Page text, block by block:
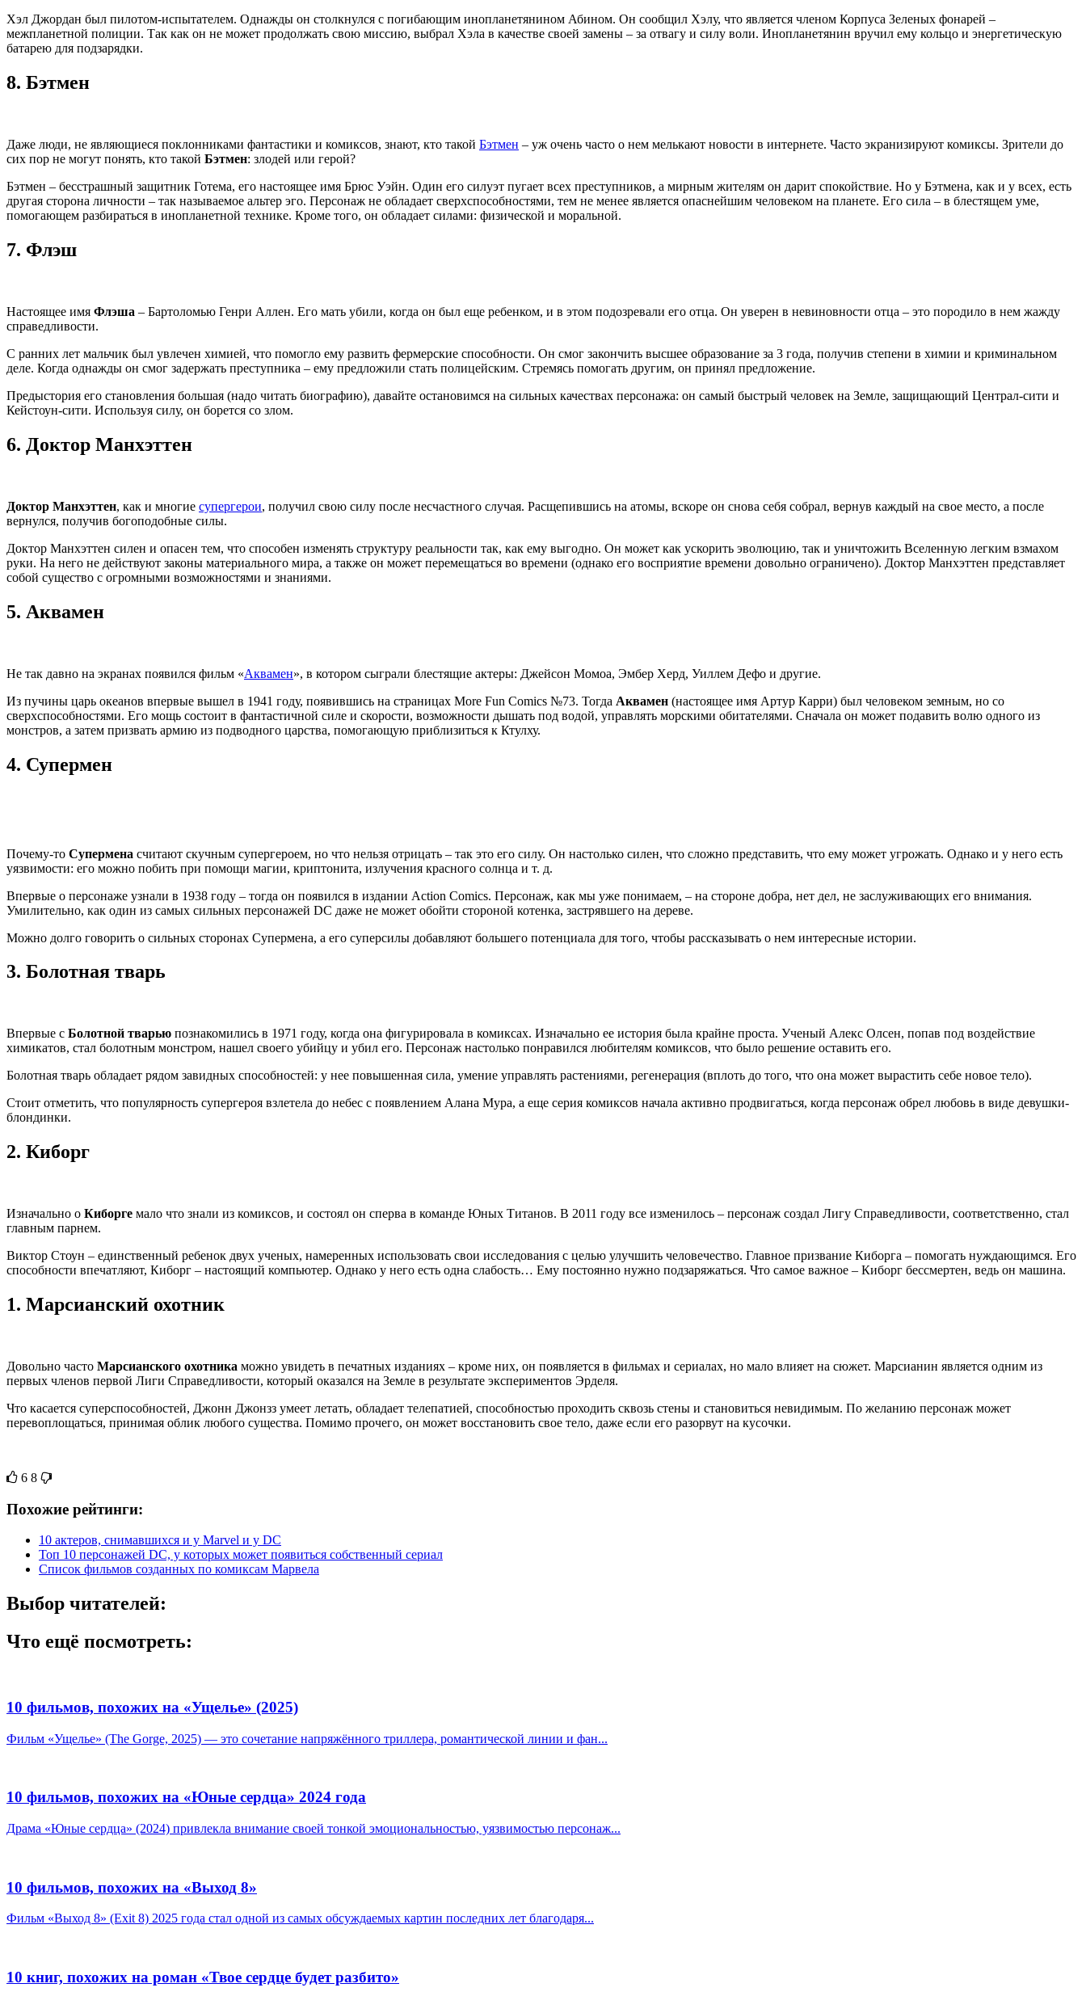
Хэл Джордан был пилотом-испытателем. Однажды он столкнулся с погибающим инопланетянином Абином. Он сообщил Хэлу, что является членом Корпуса Зеленых фонарей –
межпланетной полиции. Так как он не может продолжать свою миссию, выбрал Хэла в качестве своей замены – за отвагу и силу воли. Инопланетянин вручил ему кольцо и энергетическую
батарею для подзарядки.
8. Бэтмен
Даже люди, не являющиеся поклонниками фантастики и комиксов, знают, кто такой Бэтмен – уж очень часто о нем мелькают новости в интернете. Часто экранизируют комиксы. Зрители до
сих пор не могут понять, кто такой Бэтмен: злодей или герой?
Бэтмен – бесстрашный защитник Готема, его настоящее имя Брюс Уэйн. Один его силуэт пугает всех преступников, а мирным жителям он дарит спокойствие. Но у Бэтмена, как и у всех, есть
другая сторона личности – так называемое альтер эго. Персонаж не обладает сверхспособностями, тем не менее является опаснейшим человеком на планете. Его сила – в блестящем уме,
помогающем разбираться в инопланетной технике. Кроме того, он обладает силами: физической и моральной.
7. Флэш
Настоящее имя Флэша – Бартоломью Генри Аллен. Его мать убили, когда он был еще ребенком, и в этом подозревали его отца. Он уверен в невиновности отца – это породило в нем жажду
справедливости.
С ранних лет мальчик был увлечен химией, что помогло ему развить фермерские способности. Он смог закончить высшее образование за 3 года, получив степени в химии и криминальном
деле. Когда однажды он смог задержать преступника – ему предложили стать полицейским. Стремясь помогать другим, он принял предложение.
Предыстория его становления большая (надо читать биографию), давайте остановимся на сильных качествах персонажа: он самый быстрый человек на Земле, защищающий Централ-сити и
Кейстоун-сити. Используя силу, он борется со злом.
6. Доктор Манхэттен
Доктор Манхэттен, как и многие супергерои, получил свою силу после несчастного случая. Расщепившись на атомы, вскоре он снова себя собрал, вернув каждый на свое место, а после
вернулся, получив богоподобные силы.
Доктор Манхэттен силен и опасен тем, что способен изменять структуру реальности так, как ему выгодно. Он может как ускорить эволюцию, так и уничтожить Вселенную легким взмахом
руки. На него не действуют законы материального мира, а также он может перемещаться во времени (однако его восприятие времени довольно ограничено). Доктор Манхэттен представляет
собой существо с огромными возможностями и знаниями.
5. Аквамен
Не так давно на экранах появился фильм «Аквамен», в котором сыграли блестящие актеры: Джейсон Момоа, Эмбер Херд, Уиллем Дефо и другие.
Из пучины царь океанов впервые вышел в 1941 году, появившись на страницах More Fun Comics №73. Тогда Аквамен (настоящее имя Артур Карри) был человеком земным, но со
сверхспособностями. Его мощь состоит в фантастичной силе и скорости, возможности дышать под водой, управлять морскими обитателями. Сначала он может подавить волю одного из
монстров, а затем призвать армию из подводного царства, помогающую приблизиться к Ктулху.
4. Супермен
Почему-то Супермена считают скучным супергероем, но что нельзя отрицать – так это его силу. Он настолько силен, что сложно представить, что ему может угрожать. Однако и у него есть
уязвимости: его можно побить при помощи магии, криптонита, излучения красного солнца и т. д.
Впервые о персонаже узнали в 1938 году – тогда он появился в издании Action Comics. Персонаж, как мы уже понимаем, – на стороне добра, нет дел, не заслуживающих его внимания.
Умилительно, как один из самых сильных персонажей DC даже не может обойти стороной котенка, застрявшего на дереве.
Можно долго говорить о сильных сторонах Супермена, а его суперсилы добавляют большего потенциала для того, чтобы рассказывать о нем интересные истории.
3. Болотная тварь
Впервые с Болотной тварью познакомились в 1971 году, когда она фигурировала в комиксах. Изначально ее история была крайне проста. Ученый Алекс Олсен, попав под воздействие
химикатов, стал болотным монстром, нашел своего убийцу и убил его. Персонаж настолько понравился любителям комиксов, что было решение оставить его.
Болотная тварь обладает рядом завидных способностей: у нее повышенная сила, умение управлять растениями, регенерация (вплоть до того, что она может вырастить себе новое тело).
Стоит отметить, что популярность супергероя взлетела до небес с появлением Алана Мура, а еще серия комиксов начала активно продвигаться, когда персонаж обрел любовь в виде девушки-
блондинки.
2. Киборг
Изначально о Киборге мало что знали из комиксов, и состоял он сперва в команде Юных Титанов. В 2011 году все изменилось – персонаж создал Лигу Справедливости, соответственно, стал
главным парнем.
Виктор Стоун – единственный ребенок двух ученых, намеренных использовать свои исследования с целью улучшить человечество. Главное призвание Киборга – помогать нуждающимся. Его
способности впечатляют, Киборг – настоящий компьютер. Однако у него есть одна слабость… Ему постоянно нужно подзаряжаться. Что самое важное – Киборг бессмертен, ведь он машина.
1. Марсианский охотник
Довольно часто Марсианского охотника можно увидеть в печатных изданиях – кроме них, он появляется в фильмах и сериалах, но мало влияет на сюжет. Марсианин является одним из
первых членов первой Лиги Справедливости, который оказался на Земле в результате экспериментов Эрделя.
Что касается суперспособностей, Джонн Джонзз умеет летать, обладает телепатией, способностью проходить сквозь стены и становиться невидимым. По желанию персонаж может
перевоплощаться, принимая облик любого существа. Помимо прочего, он может восстановить свое тело, даже если его разорвут на кусочки.
6 8
Похожие рейтинги:
10 актеров, снимавшихся и у Marvel и у DC
Топ 10 персонажей DC, у которых может появиться собственный сериал
Список фильмов созданных по комиксам Марвела
Выбор читателей:
Что ещё посмотреть:
10 фильмов, похожих на «Ущелье» (2025)
Фильм «Ущелье» (The Gorge, 2025) — это сочетание напряжённого триллера, романтической линии и фан...
10 фильмов, похожих на «Юные сердца» 2024 года
Драма «Юные сердца» (2024) привлекла внимание своей тонкой эмоциональностью, уязвимостью персонаж...
10 фильмов, похожих на «Выход 8»
Фильм «Выход 8» (Exit 8) 2025 года стал одной из самых обсуждаемых картин последних лет благодаря...
10 книг, похожих на роман «Твое сердце будет разбито»